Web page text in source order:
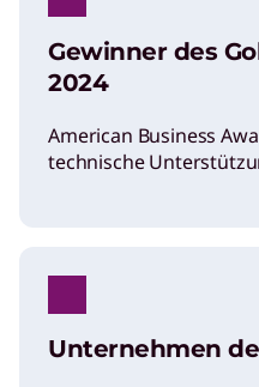
Gewinner des
2024
American Business
technische
Unternehmen